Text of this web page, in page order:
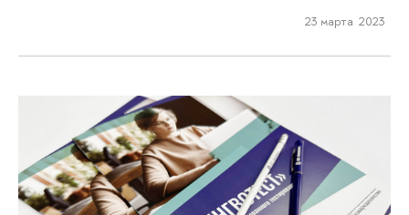
23 марта 2023